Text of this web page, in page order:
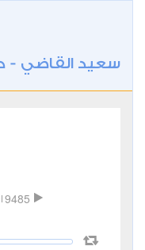
سعيد القاضي
9485